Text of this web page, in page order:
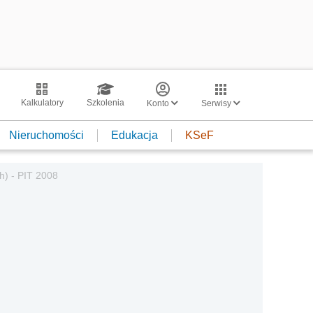
Kalkulatory Szkolenia Konto Serwisy
Nieruchomości Edukacja KSeF
- PIT 2008